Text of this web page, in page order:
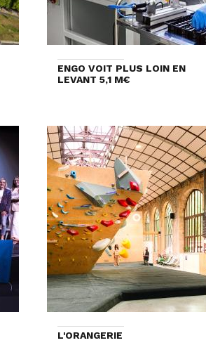
ENGO VOIT PLUS LOIN EN
LEVANT 5,1 M€
L'ORANGERIE